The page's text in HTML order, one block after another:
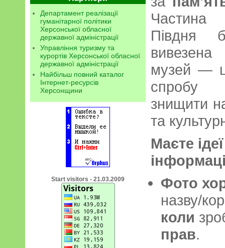
Департамент реалізації
гуманітарної політики
Херсонської обласної
державної адміністрації
Управління туризму та
курортів Херсонської обласної
державної адміністрації
Найбільш повний каталог
Інтернет-ресурсів
Херсонщини
Start visitors - 21.03.2009
Частина
Півдня
музей —
спробу
знищити
та
Маєте
Фото
назву/
коли
прав.